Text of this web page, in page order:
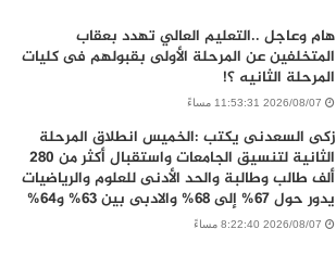
هام وعاجل ..التعليم العالي تهدد بعقاب
المتخلفين عن المرحلة الأولى بقبولهم فى كليات
المرحلة الثانيه ؟!
2026/08/07 11:53:31 مساءً
زكى السعدنى يكتب :الخميس انطلاق المرحلة
الثانية لتنسيق الجامعات واستقبال أكثر من 280
ألف طالب وطالبة والحد الأدنى للعلوم والرياضيات
يدور حول 67% إلى 68% والادبى بين 63% و64%
2026/08/07 8:22:40 مساءً